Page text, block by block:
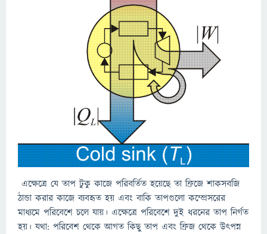
এক্ষেত্রে যে তাপ টুকু কাজে পরিবর্তিত হয়েছে তা ফ্রিজে শাকসবজি
ঠান্ডা করার কাজে ব্যবহৃত হয় এবং বাকি তাপগুলো কম্প্রেসরের
মাধ্যমে পরিবেশে চলে যায়। এক্ষেত্রে পরিবেশে দুই ধরনের তাপ নির্গত
হয়। যথা: পরিবেশ থেকে আগত কিছু তাপ এবং ফ্রিজ থেকে উৎপন্ন